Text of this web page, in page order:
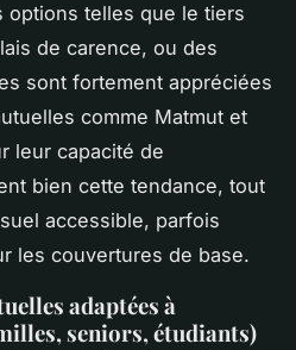
options telles que le tiers
de carence, ou des
sont fortement appréciées
comme Matmut et
leur capacité de
bien cette tendance, tout
accessible, parfois
les couvertures de base.
adaptées à
seniors, étudiants)